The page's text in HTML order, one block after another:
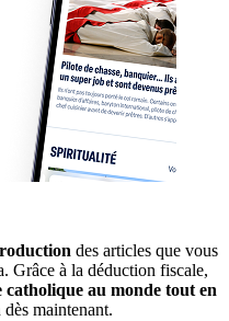
des articles que vous
Grâce à la déduction fiscale,
catholique au monde tout en
maintenant.